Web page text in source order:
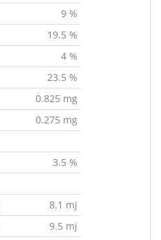
9 %
19.5 %
4 %
23.5 %
0.825 mg
0.275 mg
3.5 %
8.1 mj
9.5 mj